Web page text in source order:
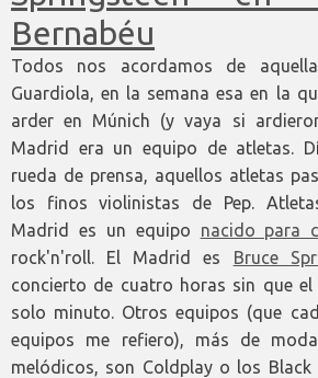
Bernabéu
Todos nos acordamos de
Guardiola, en la semana esa en la
arder en Múnich (y vaya si
Madrid era un equipo de atletas.
rueda de prensa, aquellos atletas
los finos violinistas de Pep.
Madrid es un equipo nacido para
rock'n'roll. El Madrid es Bruce
concierto de cuatro horas sin que
solo minuto. Otros equipos (que
equipos me refiero), más de
melódicos, son Coldplay o los Black